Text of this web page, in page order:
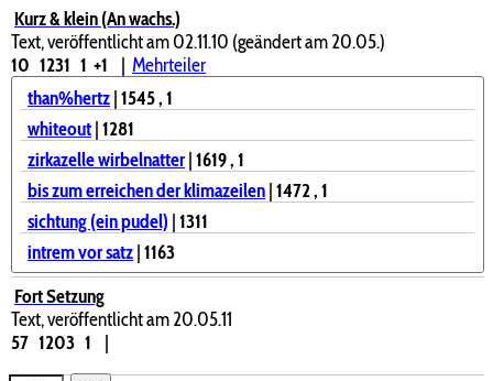
Kurz & klein (An wachs.)
Text, veröffentlicht am 02.11.10 (geändert am 20.05.)
10 1231 1 +1 | Mehrteiler
than%hertz|1545, 1
whiteout|1281
zirkazelle wirbelnatter|1619, 1
bis zum erreichen der klimazeilen|1472, 1
sichtung (ein pudel) |1311
intrem vor satz|1163
Fort Setzung
Text, veröffentlicht am 20.05.11
57 1203 1 |